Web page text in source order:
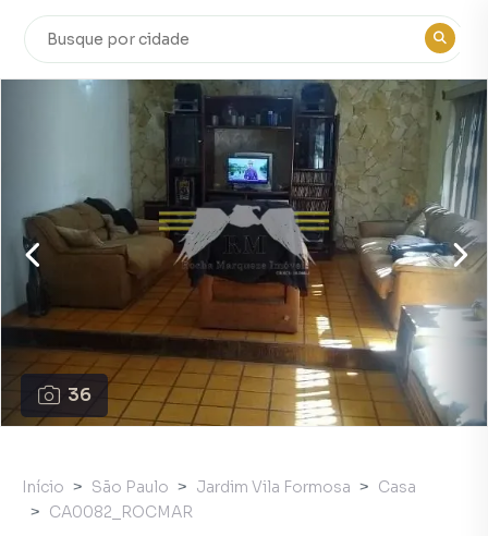
36
Início São Paulo Jardim Vila Formosa
Casa
CA0082_ROCMAR